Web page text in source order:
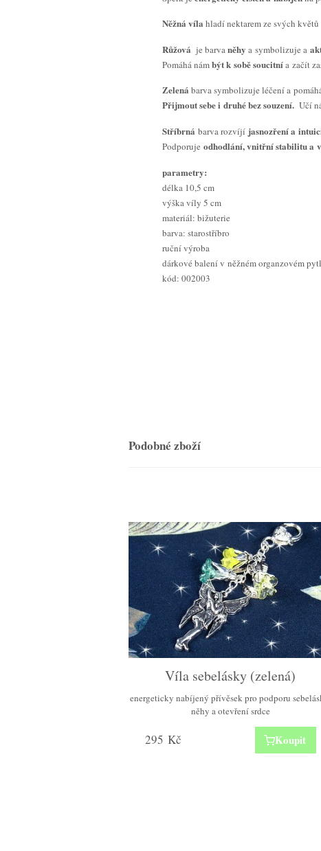
Něžná víla hladí nektarem ze svých květů
Růžová je barvaněhy a symbolizuje a
Pomáhá námbýt k sobě soucitnía začít
Zelená barva symbolizuje léčení a
Přijmout sebe i druhé bez souzení.Učí
Stříbrná barva rozvíjí jasnozření a
Podporuje odhodlání, vnitřní stabilitu a
parametry:
délka 10,5 cm
výška víly 5 cm
materiál: bižuterie
barva: starostříbro
ruční výroba
dárkové balení v něžném organzovém
kód: 002003
Podobné zboží
Víla sebelásky (zelená)
energeticky nabíjený přívěsek pro podporu
něhy a otevření srdce
295 Kč Koupit